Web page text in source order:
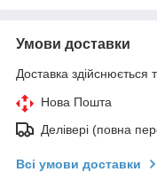
Умови доставки
Доставка здійснюється
Нова Пошта
Делівері (повна
Всі умови доставки